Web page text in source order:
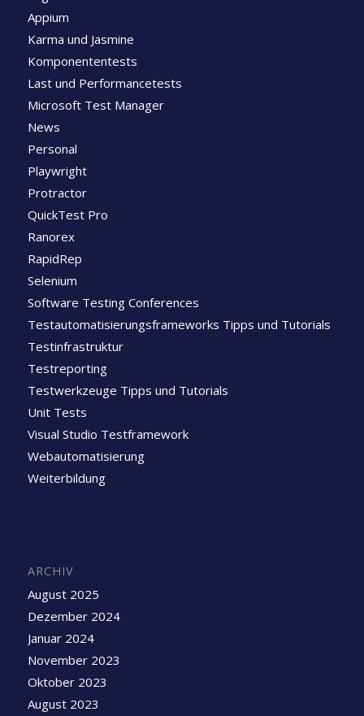
Appium
Karma und Jasmine
Komponententests
Last und Performancetests
Microsoft Test Manager
News
Personal
Playwright
Protractor
QuickTest Pro
Ranorex
RapidRep
Selenium
Software Testing Conferences
Testautomatisierungsframeworks Tipps und Tutorials
Testinfrastruktur
Testreporting
Testwerkzeuge Tipps und Tutorials
Unit Tests
Visual Studio Testframework
Webautomatisierung
Weiterbildung
ARCHIV
August 2025
Dezember 2024
Januar 2024
November 2023
Oktober 2023
August 2023